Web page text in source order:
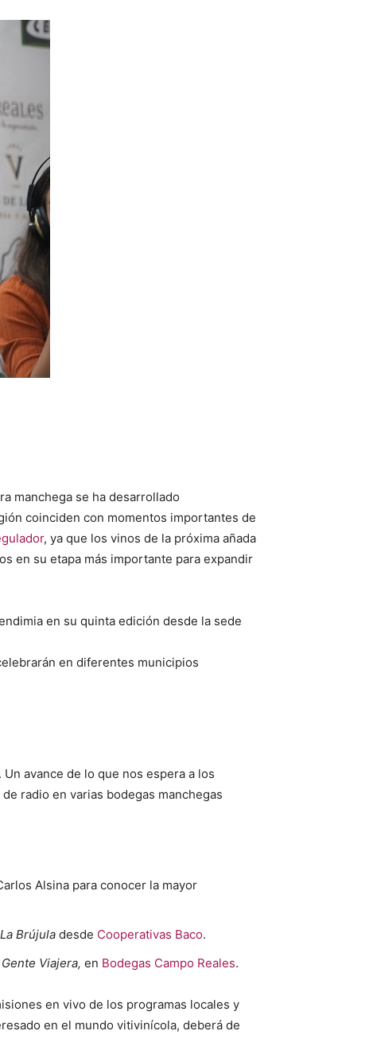
manchega se ha desarrollado
coinciden con momentos importantes de
, ya que los vinos de la próxima añada
en su etapa más importante para expandir
en su quinta edición desde la sede
en diferentes municipios
avance de lo que nos espera a los
radio en varias bodegas manchegas
Alsina para conocer la mayor
La Brújula desde Cooperativas Baco.
Gente Viajera, en Bodegas Campo Reales.
en vivo de los programas locales y
en el mundo vitivinícola, deberá de